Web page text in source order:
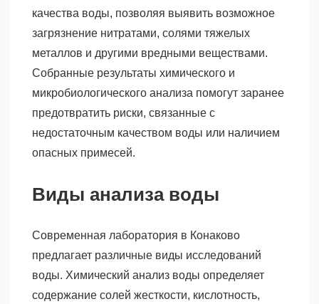
качества воды, позволяя выявить возможное
загрязнение нитратами, солями тяжелых
металлов и другими вредными веществами.
Собранные результаты химического и
микробиологического анализа помогут заранее
предотвратить риски, связанные с
недостаточным качеством воды или наличием
опасных примесей.
Виды анализа воды
Современная лаборатория в Конаково
предлагает различные виды исследований
воды. Химический анализ воды определяет
содержание солей жесткости, кислотность,